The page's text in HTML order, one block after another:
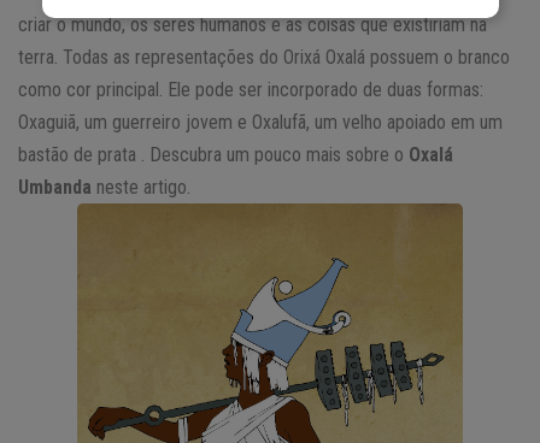
criar o mundo, os seres humanos e as coisas que existiriam na
terra. Todas as representações do Orixá Oxalá possuem o branco
como cor principal. Ele pode ser incorporado de duas formas:
Oxaguiã, um guerreiro jovem e Oxalufã, um velho apoiado em um
bastão de prata . Descubra um pouco mais sobre o Oxalá
Umbanda neste artigo.